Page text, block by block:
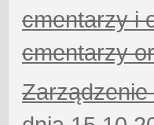
cmentarzy i
cmentarzy